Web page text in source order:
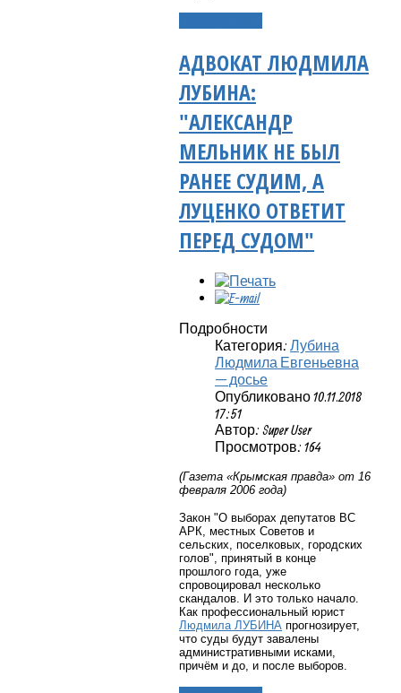
АДВОКАТ ЛЮДМИЛА
ЛУБИНА:
"АЛЕКСАНДР
МЕЛЬНИК НЕ БЫЛ
РАНЕЕ СУДИМ, А
ЛУЦЕНКО ОТВЕТИТ
ПЕРЕД СУДОМ"
Подробности
Категория: Лубина
Людмила Евгеньевна
— досье
Опубликовано 10.11.2018
17:51
Автор: Super User
Просмотров: 164
(Газета «Крымская правда» от 16
февраля 2006 года)
Закон "О выборах депутатов ВС
АРК, местных Советов и
сельских, поселковых, городских
голов", принятый в конце
прошлого года, уже
спровоцировал несколько
скандалов. И это только начало.
Как профессиональный юрист
Людмила ЛУБИНА прогнозирует,
что суды будут завалены
административными исками,
причём и до, и после выборов.